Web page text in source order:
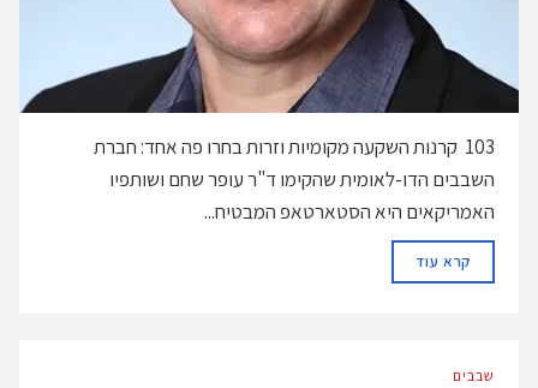
103 קרנות השקעה מקומיות וזרות בחרו פה אחד: חברת
השבבים הדו-לאומית שהקימו ד"ר עופר שחם ושותפיו
האמריקאים היא הסטארטאפ המבטיח...
קרא עודDETAILS
‫שבבים‬